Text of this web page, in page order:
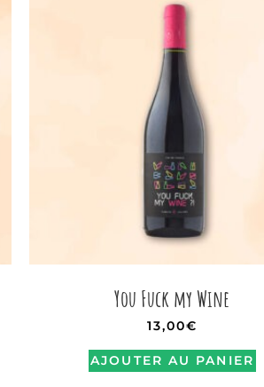
You Fuck my Wine
13,00€
AJOUTER AU PANIER